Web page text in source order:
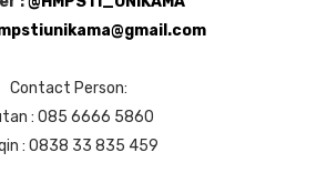
Contact Person:
: 085 6666 5860
: 0838 33 835 459